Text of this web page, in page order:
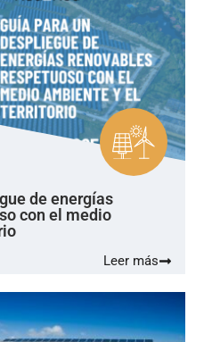
de energías
con el medio
Leer más